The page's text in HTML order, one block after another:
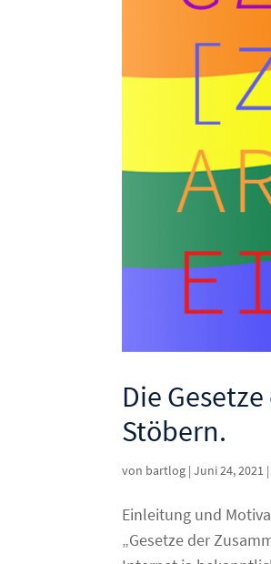
Die
Stöbern.
von bartlog |Juni 24, 2021 |
Einleitung und
„Gesetze der